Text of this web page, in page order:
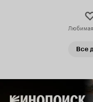
Любимая
Все